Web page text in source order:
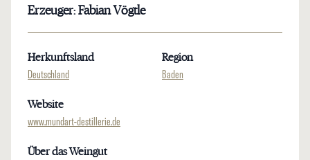
Erzeuger: Fabian Vögtle
Herkunftsland
Deutschland
Region
Baden
Website
www.mundart-destillerie.de
Über das Weingut